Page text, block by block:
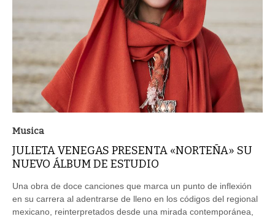
Musica
JULIETA VENEGAS PRESENTA «NORTEÑA» SU
NUEVO ÁLBUM DE ESTUDIO
Una obra de doce canciones que marca un punto de inflexión
en su carrera al adentrarse de lleno en los códigos del regional
mexicano, reinterpretados desde una mirada contemporánea,